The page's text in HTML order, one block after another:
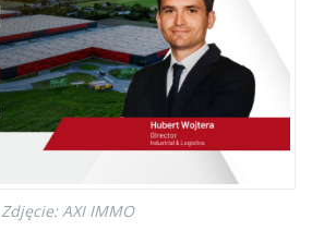
Zdjęcie: AXI IMMO